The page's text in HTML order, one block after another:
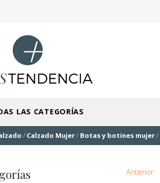
LAS CATEGORÍAS
/ Calzado Mujer/ Botas y botines mujer/
Anterior